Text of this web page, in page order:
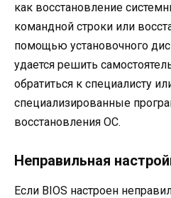
как восстановление
командной строки или
помощью установочного
удается решить
обратиться к специалисту
специализированные
восстановления ОС.
Неправильная
Если BIOS настроен